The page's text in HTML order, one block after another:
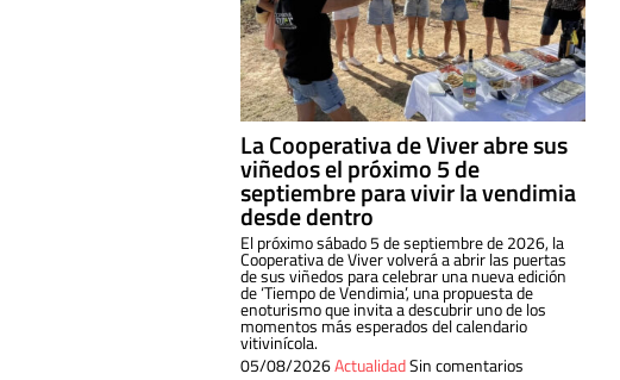
La Cooperativa de Viver abre sus
viñedos el próximo 5 de
septiembre para vivir la vendimia
desde dentro
El próximo sábado 5 de septiembre de 2026, la
Cooperativa de Viver volverá a abrir las puertas
de sus viñedos para celebrar una nueva edición
de ‘Tiempo de Vendimia’, una propuesta de
enoturismo que invita a descubrir uno de los
momentos más esperados del calendario
vitivinícola.
05/08/2026ActualidadSin comentarios